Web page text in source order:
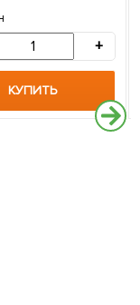
+
КУПИТЬ